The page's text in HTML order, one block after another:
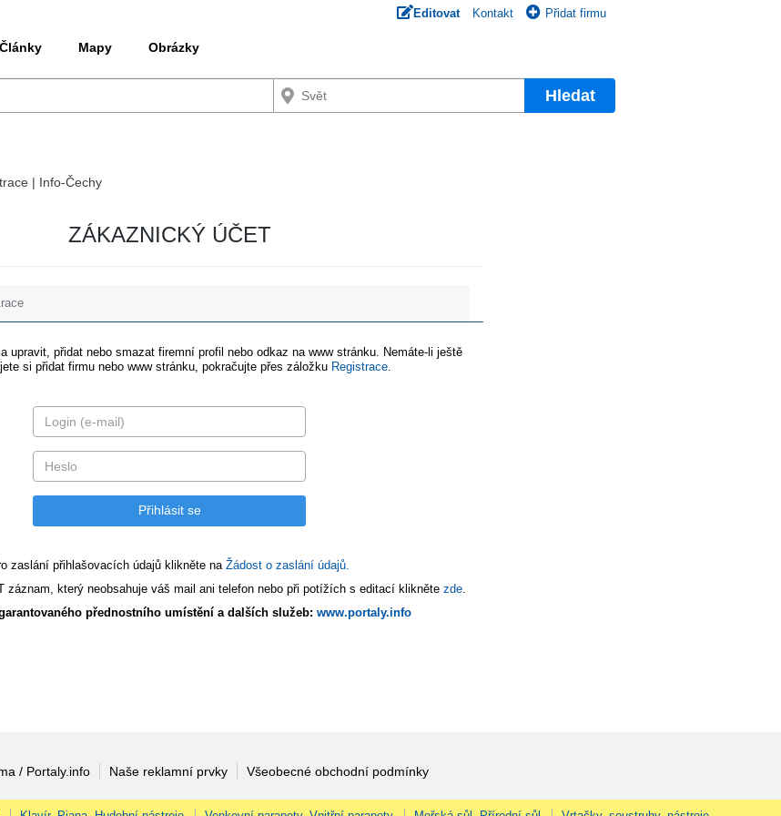
Editovat Kontakt Přidat firmu
Články Mapy Obrázky
Hledat
| Info-Čechy
ZÁKAZNICKÝ ÚČET
upravit, přidat nebo smazat firemní profil nebo odkaz na www stránku. Nemáte-li ještě
si přidat firmu nebo www stránku, pokračujte přes záložku Registrace
zaslání přihlašovacích údajů klikněte na Žádost o zaslání údajů.
záznam, který neobsahuje váš mail ani telefon nebo při potížích s editací klikněte zde
přednostního umístění a dalších služeb: www.portaly.info
/ Portaly.info Naše reklamní prvky Všeobecné obchodní podmínky